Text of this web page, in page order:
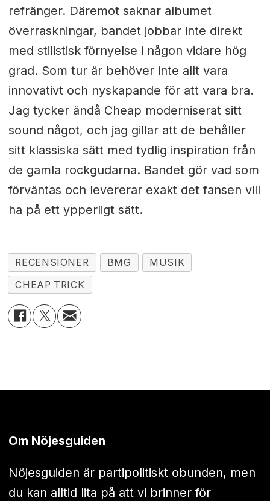
refränger. Däremot saknar albumet
överraskningar, bandet jobbar inte direkt
med stilistisk förnyelse i någon vidare hög
grad. Som tur är behöver inte allt vara
innovativt och nyskapande för att vara bra.
Jag tycker ändå Cheap moderniserat sitt
sound något, och jag gillar att de behåller
sitt klassiska sätt med tydlig inspiration från
de gamla rockgudarna. Bandet gör vad som
förväntas och levererar exakt det fansen vill
ha på ett ypperligt sätt.
RECENSIONER BMG
MUSIK
CHEAP TRICK
Om Nöjesguiden
Nöjesguiden är partipolitiskt obunden, men
du kan alltid lita på att vi brinner för